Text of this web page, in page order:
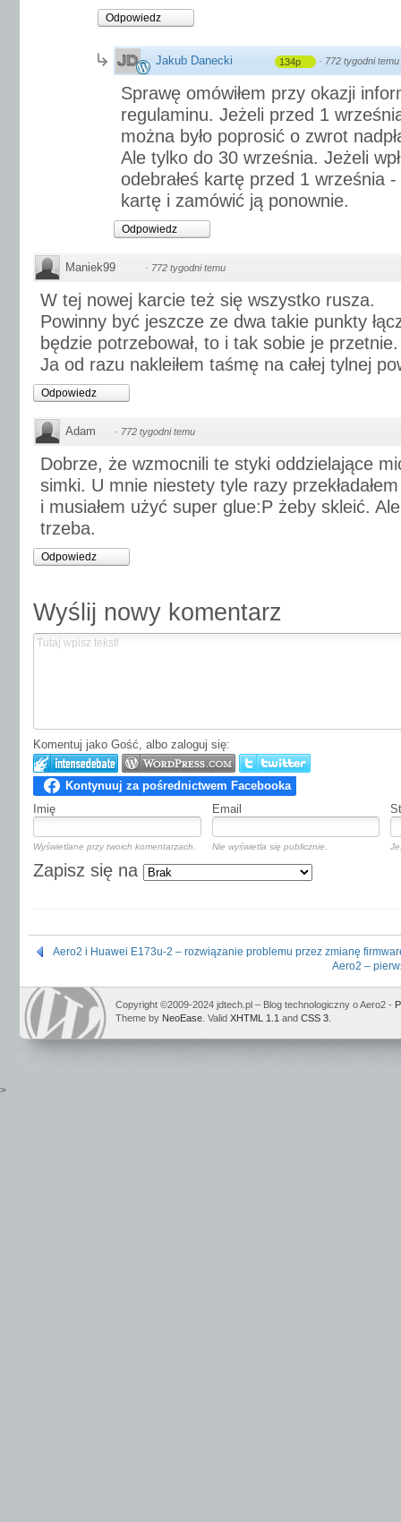
Odpowiedz
Jakub Danecki 134p · 772 tygodni temu
Sprawę omówiłem przy okazji
regulaminu. Jeżeli przed 1
można było poprosić o zwrot
Ale tylko do 30 września. Jeżeli
odebrałeś kartę przed 1 września
kartę i zamówić ją ponownie.
Odpowiedz
Maniek99 · 772 tygodni temu
W tej nowej karcie też się wszystko rusza.
Powinny być jeszcze ze dwa takie punkty
będzie potrzebował, to i tak sobie je przetnie.
Ja od razu nakleiłem taśmę na całej tylnej
Odpowiedz
Adam · 772 tygodni temu
Dobrze, że wzmocnili te styki oddzielające
simki. U mnie niestety tyle razy
i musiałem użyć super glue:P żeby skleić.
trzeba.
Odpowiedz
Wyślij nowy komentarz
Komentuj jako Gość, albo zaloguj się:
Imię Email
Wyświetlane przy twoich komentarzach. Nie wyświetla się publicznie.
Zapisz się na
Aero2 i Huawei E173u-2 – rozwiązanie problemu przez zmianę
Aero2 –
Copyright ©2009-2024 jdtech.pl – Blog technologiczny o Aero2 -
Theme by NeoEase . Valid XHTML 1.1 and CSS 3
>